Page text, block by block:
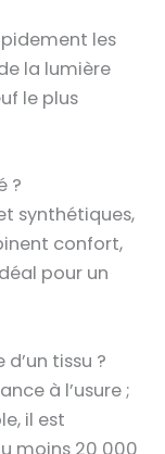
les
la lumière
le plus
?
synthétiques,
confort,
pour un
tissu ?
à l’usure ;
il est
moins 20 000